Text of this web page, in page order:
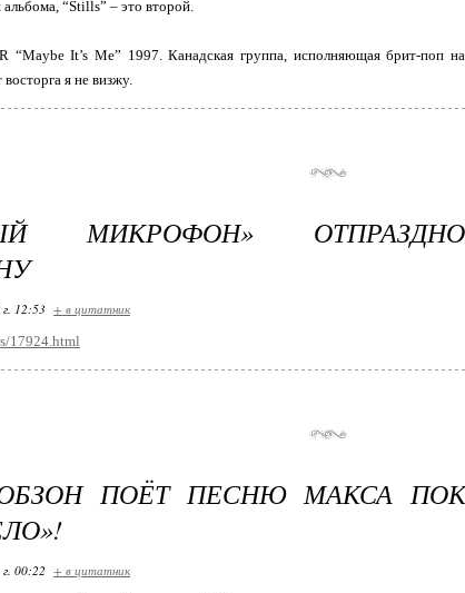
“Stills” – это второй.
“Maybe It’s Me” 1997. Канадская группа, исполняющая брит-поп
я не визжу.
МИКРОФОН»
12:53 + в цитатник
17924.html
ПОЁТ ПЕСНЮ МАКСА
00:22 + в цитатник